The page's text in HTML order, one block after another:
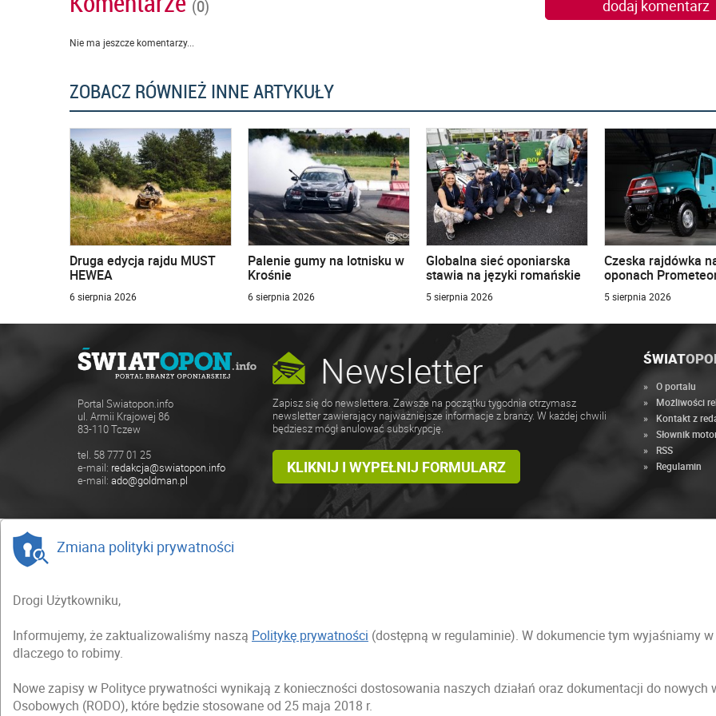
(0) dodaj komentarz
Nie ma jeszcze komentarzy...
ZOBACZ RÓWNIEŻ INNE ARTYKUŁY
Druga edycja rajdu MUST
HEWEA
6 sierpnia 2026
Palenie gumy na lotnisku w
Krośnie
6 sierpnia 2026
Globalna sieć oponiarska
stawia na języki romańskie
5 sierpnia 2026
Czeska rajdówka
oponach
5 sierpnia 2026
Portal Swiatopon.info
ul. Armii Krajowej 86
83-110 Tczew
tel. 58 777 01 25
e-mail: redakcja@swiatopon.info
e-mail: ado@goldman.pl
Newsletter
Zapisz się do newslettera. Zawsze na początku tygodnia otrzymasz
newsletter zawierający najważniejsze informacje z branży. W każdej chwili
będziesz mógł anulować subskrypcję.
KLIKNIJ I WYPEŁNIJ FORMULARZ
ŚWIAT
O portalu
Możliwości
Kontakt z
Słownik
RSS
Regulamin
Zmiana polityki prywatności
Drogi Użytkowniku,
Informujemy, że zaktualizowaliśmy naszą Politykę prywatności (dostępną w regulaminie). W dokumencie tym wyjaśniamy
dlaczego to robimy.
Nowe zapisy w Polityce prywatności wynikają z konieczności dostosowania naszych działań oraz dokumentacji do
Osobowych (RODO), które będzie stosowane od 25 maja 2018 r.